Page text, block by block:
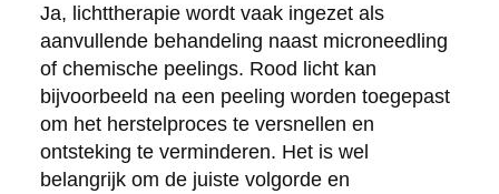
Ja, lichttherapie wordt vaak ingezet als
aanvullende behandeling naast microneedling
of chemische peelings. Rood licht kan
bijvoorbeeld na een peeling worden toegepast
om het herstelproces te versnellen en
ontsteking te verminderen. Het is wel
belangrijk om de juiste volgorde en